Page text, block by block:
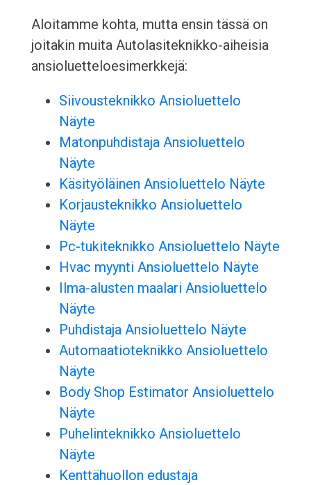
Aloitamme kohta, mutta ensin tässä on
joitakin muita Autolasiteknikko-aiheisia
ansioluetteloesimerkkejä:
Siivousteknikko Ansioluettelo
Näyte
Matonpuhdistaja Ansioluettelo
Näyte
Käsityöläinen Ansioluettelo Näyte
Korjausteknikko Ansioluettelo
Näyte
Pc-tukiteknikko Ansioluettelo Näyte
Hvac myynti Ansioluettelo Näyte
Ilma-alusten maalari Ansioluettelo
Näyte
Puhdistaja Ansioluettelo Näyte
Automaatioteknikko Ansioluettelo
Näyte
Body Shop Estimator Ansioluettelo
Näyte
Puhelinteknikko Ansioluettelo
Näyte
Kenttähuollon edustaja